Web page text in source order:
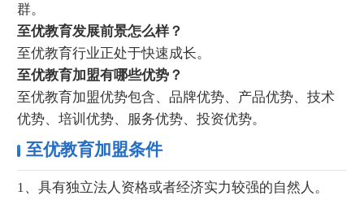
群。
至优教育发展前景怎么样？
至优教育行业正处于快速成长。
至优教育加盟有哪些优势？
至优教育加盟优势包含、品牌优势、产品优势、技术
优势、培训优势、服务优势、投资优势。
至优教育加盟条件
1、具有独立法人资格或者经济实力较强的自然人。